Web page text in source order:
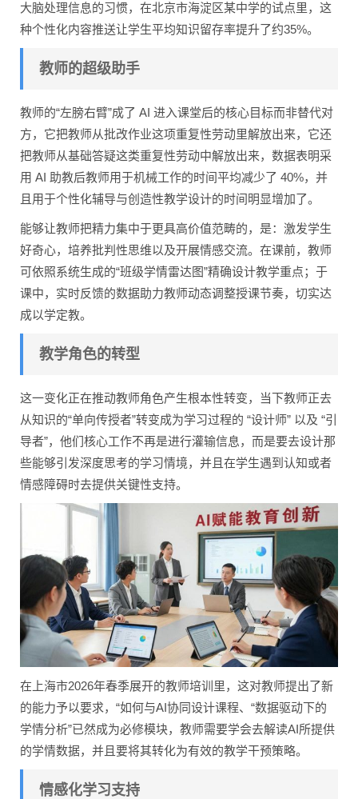
大脑处理信息的习惯，在北京市海淀区某中学的试点里，这
种个性化内容推送让学生平均知识留存率提升了约35%。
教师的超级助手
教师的“左膀右臂”成了 AI 进入课堂后的核心目标而非替代对
方，它把教师从批改作业这项重复性劳动里解放出来，它还
把教师从基础答疑这类重复性劳动中解放出来，数据表明采
用 AI 助教后教师用于机械工作的时间平均减少了 40%，并
且用于个性化辅导与创造性教学设计的时间明显增加了。
能够让教师把精力集中于更具高价值范畴的，是：激发学生
好奇心，培养批判性思维以及开展情感交流。在课前，教师
可依照系统生成的“班级学情雷达图”精确设计教学重点；于
课中，实时反馈的数据助力教师动态调整授课节奏，切实达
成以学定教。
教学角色的转型
这一变化正在推动教师角色产生根本性转变，当下教师正去
从知识的“单向传授者”转变成为学习过程的 “设计师” 以及 “引
导者”，他们核心工作不再是进行灌输信息，而是要去设计那
些能够引发深度思考的学习情境，并且在学生遇到认知或者
情感障碍时去提供关键性支持。
在上海市2026年春季展开的教师培训里，这对教师提出了新
的能力予以要求，“如何与AI协同设计课程、“数据驱动下的
学情分析”已然成为必修模块，教师需要学会去解读AI所提供
的学情数据，并且要将其转化为有效的教学干预策略。
情感化学习支持